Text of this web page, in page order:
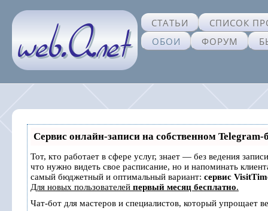
СТАТЬИ
СПИСОК
ОБОИ
ФОРУМ
Сервис онлайн-записи на собственном Telegram-
Тот, кто работает в сфере услуг, знает — без ведения
что нужно видеть свое расписание, но и напоминать
самый бюджетный и оптимальный вариант: сервис
Для новых пользователей первый месяц бесплатно.
Чат-бот для мастеров и специалистов, который упрощает